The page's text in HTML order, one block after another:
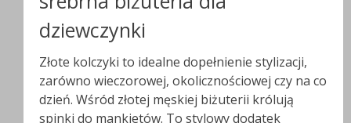
dziewczynki
Złote kolczyki to idealne dopełnienie stylizacji,
zarówno wieczorowej, okolicznościowej czy na co
dzień. Wśród złotej męskiej biżuterii królują
spinki do mankietów. To stylowy dodatek